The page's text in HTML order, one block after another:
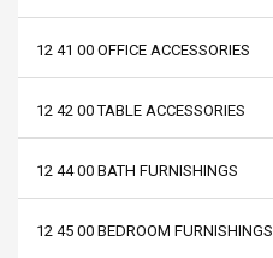
12 41 00 OFFICE ACCESSORIES
12 42 00 TABLE ACCESSORIES
12 44 00 BATH FURNISHINGS
12 45 00 BEDROOM FURNISHINGS